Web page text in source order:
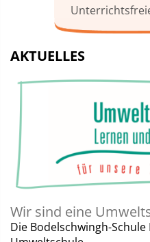
AKTUELLES
Wir sind eine
Die Bodelschwingh-